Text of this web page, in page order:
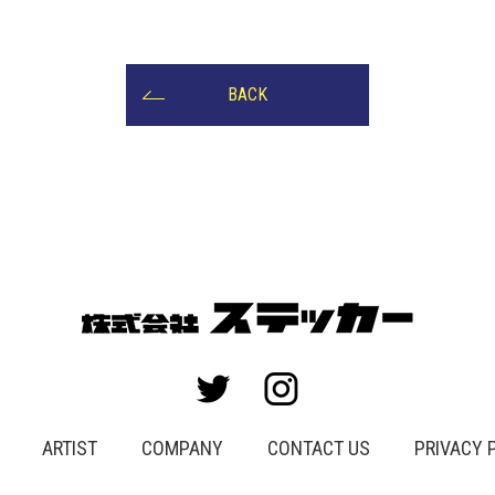
BACK
ARTIST COMPANY CONTACT US PRIVACY